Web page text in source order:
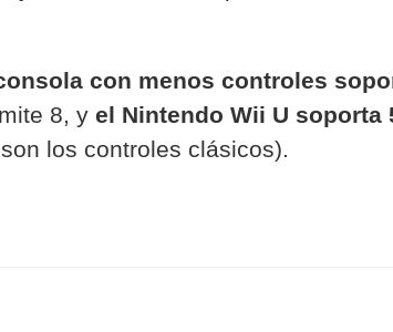
con menos controles
8, y el Nintendo Wii U soporta
los controles clásicos).